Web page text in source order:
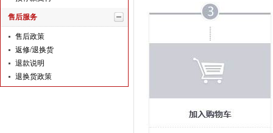
售后服务
售后政策
返修/退换货
退款说明
退换货政策